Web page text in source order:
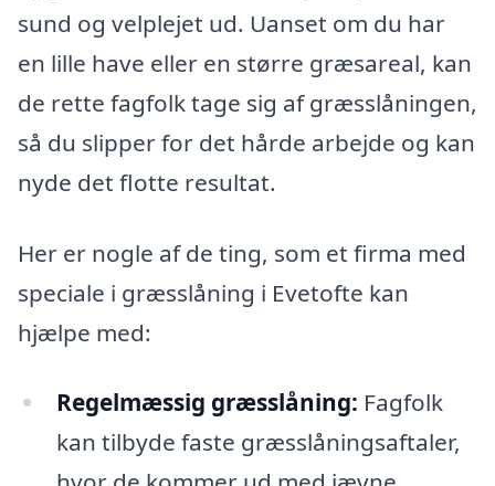
sund og velplejet ud. Uanset om du har
en lille have eller en større græsareal, kan
de rette fagfolk tage sig af græsslåningen,
så du slipper for det hårde arbejde og kan
nyde det flotte resultat.
Her er nogle af de ting, som et firma med
speciale i græsslåning i Evetofte kan
hjælpe med:
Regelmæssig græsslåning: Fagfolk
kan tilbyde faste græsslåningsaftaler,